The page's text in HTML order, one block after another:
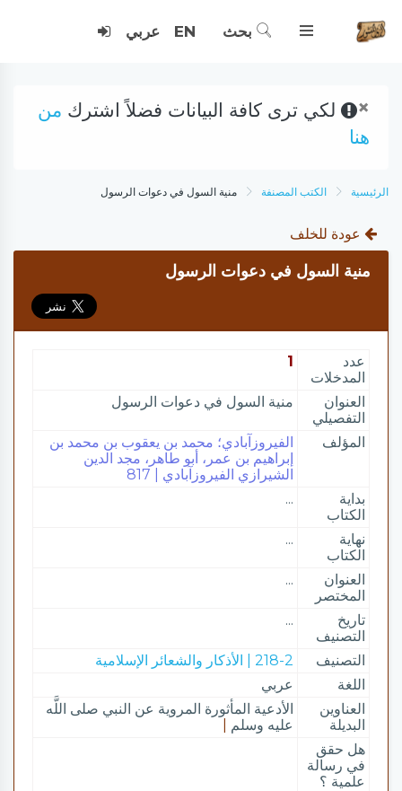
بحث EN عربي
× لكي ترى كافة البيانات فضلاً اشترك من
هنا
الرئيسية الكتب المصنفة منية السول في دعوات الرسول
عودة للخلف
منية السول في دعوات الرسول
عدد
المدخلات
1
العنوان
التفصيلي
منية السول في دعوات الرسول
المؤلف
الفيروزآبادي؛ محمد بن يعقوب بن محمد بن
إبراهيم بن عمر، أبو طاهر، مجد الدين
الشيرازي الفيروزآبادي | 817
بداية
الكتاب
...
نهاية
الكتاب
...
العنوان
المختصر
...
تاريخ
التصنيف
...
التصنيف
218-2 | الأذكار والشعائر الإسلامية
اللغة
عربي
العناوين
البديلة
الأدعية المأثورة المروية عن النبي صلى اللَّه
عليه وسلم
هل حقق
في رسالة
علمية ؟